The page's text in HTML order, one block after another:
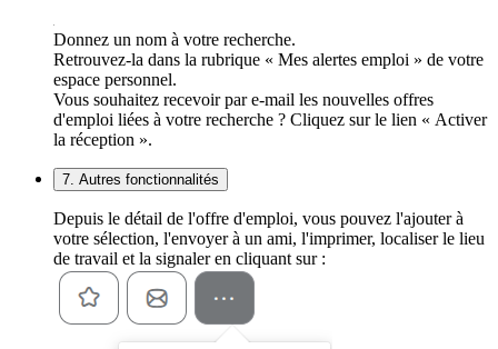
Donnez un nom à votre recherche.
Retrouvez-la dans la rubrique « Mes alertes emploi » de votre
espace personnel.
Vous souhaitez recevoir par e-mail les nouvelles offres
d'emploi liées à votre recherche ? Cliquez sur le lien « Activer
la réception ».
7. Autres fonctionnalités
Depuis le détail de l'offre d'emploi, vous pouvez l'ajouter à
votre sélection, l'envoyer à un ami, l'imprimer, localiser le lieu
de travail et la signaler en cliquant sur :